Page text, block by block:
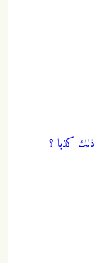
ذلك كذبا ؟